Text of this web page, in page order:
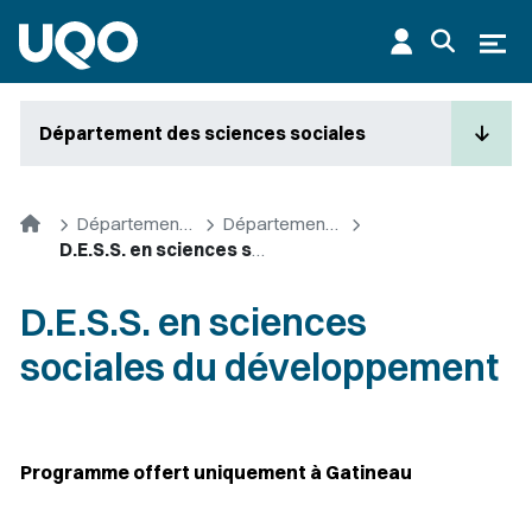
Département des sciences sociales
Accueil Départements et cycles supérieurs
Département des sciences sociales
D.E.S.S. en sciences sociales du développement
D.E.S.S. en sciences
sociales du développement
Programme offert uniquement à Gatineau